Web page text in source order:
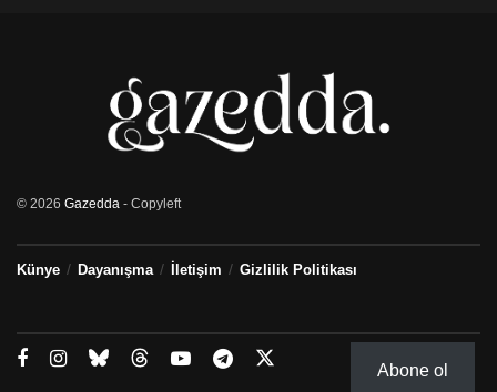
© 2026 Gazedda - Copyleft
Künye Dayanışma İletişim Gizlilik Politikası
Abone ol